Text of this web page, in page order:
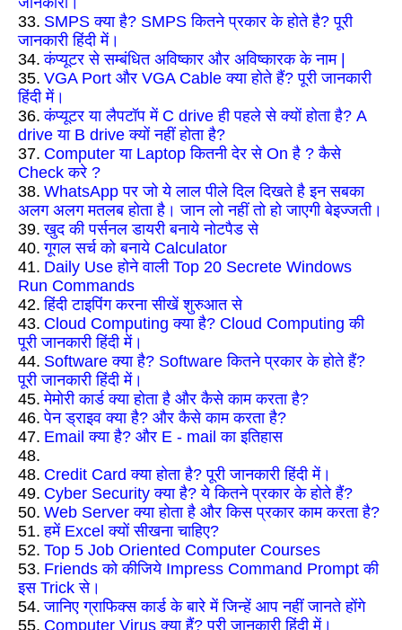
33. SMPS क्या है? SMPS कितने प्रकार के होते है? पूरी
जानकारी हिंदी में।
34. कंप्यूटर से सम्बंधित अविष्कार और अविष्कारक के नाम |
35. VGA Port और VGA Cable क्या होते हैं? पूरी जानकारी
हिंदी में।
36. कंप्यूटर या लैपटॉप में C drive ही पहले से क्यों होता है? A
drive या B drive क्यों नहीं होता है?
37. Computer या Laptop कितनी देर से On है ? कैसे
Check करे ?
38. WhatsApp पर जो ये लाल पीले दिल दिखते है इन सबका
अलग अलग मतलब होता है। जान लो नहीं तो हो जाएगी बेइज्जती।
39. खुद की पर्सनल डायरी बनाये नोटपैड से
40. गूगल सर्च को बनाये Calculator
41. Daily Use होने वाली Top 20 Secrete Windows
Run Commands
42. हिंदी टाइपिंग करना सीखें शुरुआत से
43. Cloud Computing क्या है? Cloud Computing की
पूरी जानकारी हिंदी में।
44. Software क्या है? Software कितने प्रकार के होते हैं?
पूरी जानकारी हिंदी में।
45. मेमोरी कार्ड क्या होता है और कैसे काम करता है?
46. पेन ड्राइव क्या है? और कैसे काम करता है?
47. Email क्या है? और E - mail का इतिहास
48.
48. Credit Card क्या होता है? पूरी जानकारी हिंदी में।
49. Cyber Security क्या है? ये कितने प्रकार के होते हैं?
50. Web Server क्या होता है और किस प्रकार काम करता है?
51. हमें Excel क्यों सीखना चाहिए?
52. Top 5 Job Oriented Computer Courses
53. Friends को कीजिये Impress Command Prompt की
इस Trick से।
54. जानिए ग्राफिक्स कार्ड के बारे में जिन्हें आप नहीं जानते होंगे
55. Computer Virus क्या हैं? पूरी जानकारी हिंदी में।